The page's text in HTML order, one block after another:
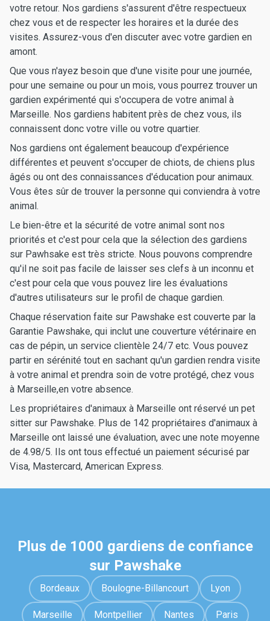
votre retour. Nos gardiens s'assurent d'être respectueux
chez vous et de respecter les horaires et la durée des
visites. Assurez-vous d'en discuter avec votre gardien en
amont.
Que vous n'ayez besoin que d'une visite pour une journée,
pour une semaine ou pour un mois, vous pourrez trouver un
gardien expérimenté qui s'occupera de votre animal à
Marseille. Nos gardiens habitent près de chez vous, ils
connaissent donc votre ville ou votre quartier.
Nos gardiens ont également beaucoup d'expérience
différentes et peuvent s'occuper de chiots, de chiens plus
âgés ou ont des connaissances d'éducation pour animaux.
Vous êtes sûr de trouver la personne qui conviendra à votre
animal.
Le bien-être et la sécurité de votre animal sont nos
priorités et c'est pour cela que la sélection des gardiens
sur Pawhsake est très stricte. Nous pouvons comprendre
qu'il ne soit pas facile de laisser ses clefs à un inconnu et
c'est pour cela que vous pouvez lire les évaluations
d'autres utilisateurs sur le profil de chaque gardien.
Chaque réservation faite sur Pawshake est couverte par la
Garantie Pawshake, qui inclut une couverture vétérinaire en
cas de pépin, un service clientèle 24/7 etc. Vous pouvez
partir en sérénité tout en sachant qu'un gardien rendra visite
à votre animal et prendra soin de votre protégé, chez vous
à Marseille,en votre absence.
Les propriétaires d'animaux à Marseille ont réservé un pet
sitter sur Pawshake. Plus de 142 propriétaires d'animaux à
Marseille ont laissé une évaluation, avec une note moyenne
de 4.98/5. Ils ont tous effectué un paiement sécurisé par
Visa, Mastercard, American Express.
Plus de 1000 gardiens de confiance
sur Pawshake
Bordeaux Boulogne-Billancourt Lyon
Marseille Montpellier Nantes Paris